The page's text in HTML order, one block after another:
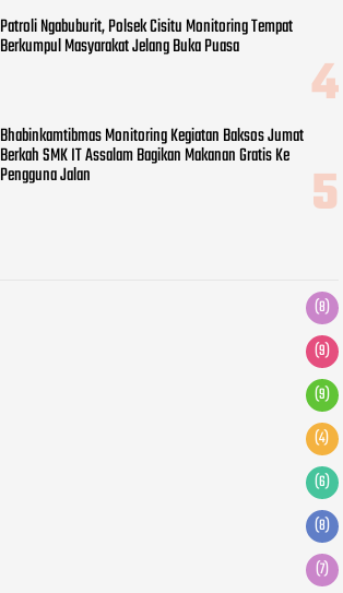
Patroli Ngabuburit, Polsek Cisitu Monitoring Tempat
Berkumpul Masyarakat Jelang Buka Puasa
Bhabinkamtibmas Monitoring Kegiatan Baksos Jumat
Berkah SMK IT Assalam Bagikan Makanan Gratis Ke
Pengguna Jalan
(8)
(9)
(9)
(4)
(6)
(8)
(7)